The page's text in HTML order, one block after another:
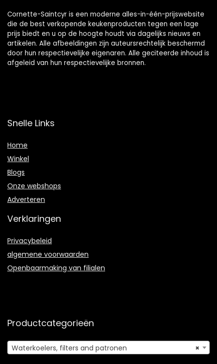
Cornette-Saintcyr is een moderne alles-in-één-prijswebsite
die de best verkopende keukenproducten tegen een lage
prijs biedt en u op de hoogte houdt via dagelijks nieuws en
artikelen. Alle afbeeldingen zijn auteursrechtelijk beschermd
door hun respectievelijke eigenaren. Alle geciteerde inhoud is
afgeleid van hun respectievelijke bronnen.
Snelle Links
Home
Winkel
Blogs
Onze webshops
Adverteren
Verklaringen
Privacybeleid
algemene voorwaarden
Openbaarmaking van filialen
Productcategorieën
×
Waterkoelers, filters and patronen